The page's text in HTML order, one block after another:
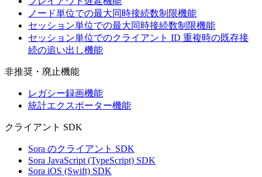
ノード単位での最大同時接続数制限機能
セッション単位での最大同時接続数制限機能
セッション単位でのクライアント ID 重複時の既存接
続の追い出し機能
非推奨・廃止機能
レガシー録画機能
統計エクスポーター機能
クライアント SDK
Sora のクライアント SDK
Sora JavaScript (TypeScript) SDK
Sora iOS (Swift) SDK